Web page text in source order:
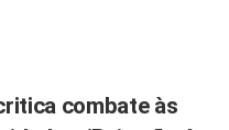
combate às